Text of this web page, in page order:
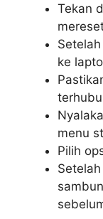
Tekan
ke
menu
Pilih